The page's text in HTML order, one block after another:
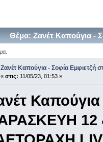
Θέμα: Ζανέτ Καπούγια -
Ζανέτ Καπούγια - Σοφία
« στις: 11/05/23, 01:53 »
Καπούγια
12